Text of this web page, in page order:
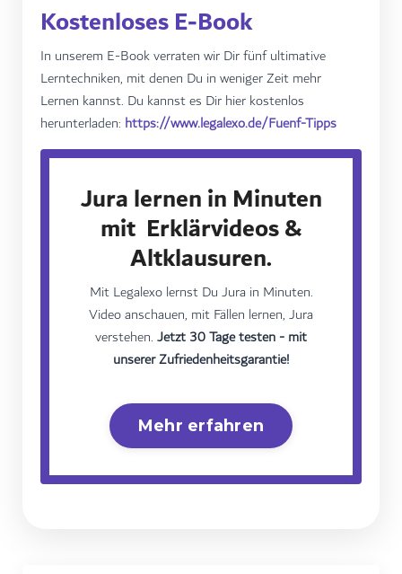
Kostenloses E-Book
In unserem E-Book verraten wir Dir fünf ultimative
Lerntechniken, mit denen Du in weniger Zeit mehr
Lernen kannst. Du kannst es Dir hier kostenlos
herunterladen: https://www.legalexo.de/Fuenf-Tipps
Jura lernen in Minuten
mit Erklärvideos &
Altklausuren.
Mit Legalexo lernst Du Jura in Minuten.
Video anschauen, mit Fällen lernen, Jura
verstehen. Jetzt 30 Tage testen - mit
unserer Zufriedenheitsgarantie!
Mehr erfahren